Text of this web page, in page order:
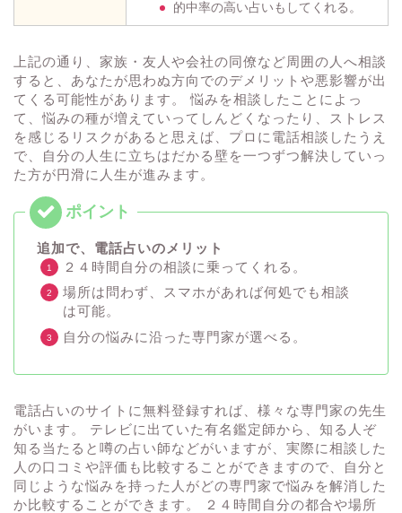
的中率の高い占いもしてくれる。
上記の通り、家族・友人や会社の同僚など周囲の人へ相談
すると、あなたが思わぬ方向でのデメリットや悪影響が出
てくる可能性があります。 悩みを相談したことによっ
て、悩みの種が増えていってしんどくなったり、ストレス
を感じるリスクがあると思えば、プロに電話相談したうえ
で、自分の人生に立ちはだかる壁を一つずつ解決していっ
た方が円滑に人生が進みます。
追加で、電話占いのメリット
２４時間自分の相談に乗ってくれる。
場所は問わず、スマホがあれば何処でも相談
は可能。
自分の悩みに沿った専門家が選べる。
電話占いのサイトに無料登録すれば、様々な専門家の先生
がいます。 テレビに出ていた有名鑑定師から、知る人ぞ
知る当たると噂の占い師などがいますが、実際に相談した
人の口コミや評価も比較することができますので、自分と
同じような悩みを持った人がどの専門家で悩みを解消した
か比較することができます。 ２４時間自分の都合や場所